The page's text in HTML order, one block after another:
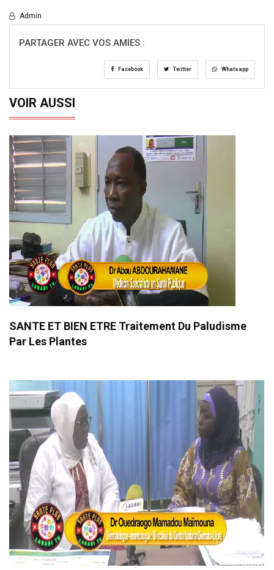
Admin
PARTAGER AVEC VOS AMIES :
Facebook Twitter Whatsapp
VOIR AUSSI
SANTE ET BIEN ETRE Traitement Du Paludisme
Par Les Plantes